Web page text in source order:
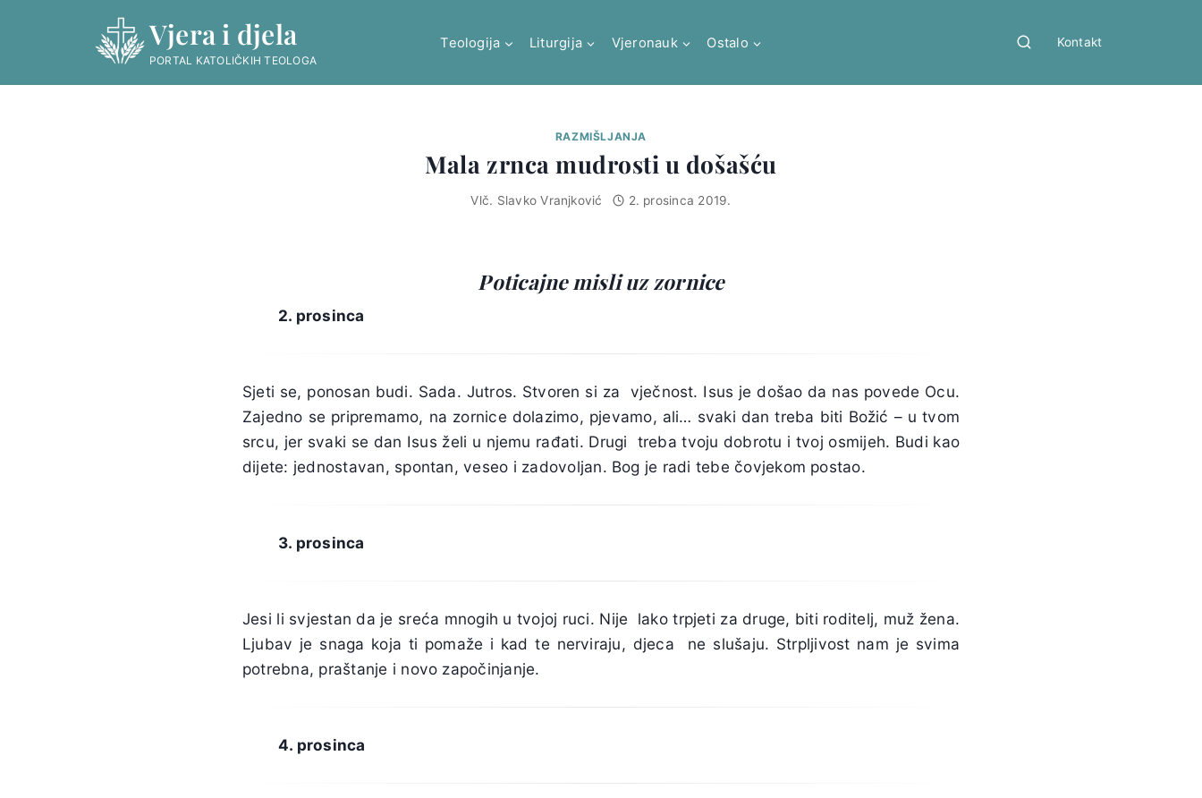
Vjera i djela
PORTAL KATOLIČKIH TEOLOGA
Teologija Liturgija Vjeronauk Ostalo Kontakt
RAZMIŠLJANJA
Mala zrnca mudrosti u došašću
Vlč. Slavko Vranjković 2. prosinca 2019.
Poticajne misli uz zornice
2. prosinca
Sjeti se, ponosan budi. Sada. Jutros. Stvoren si za vječnost. Isus je došao da nas povede Ocu.
Zajedno se pripremamo, na zornice dolazimo, pjevamo, ali… svaki dan treba biti Božić – u tvom
srcu, jer svaki se dan Isus želi u njemu rađati. Drugi treba tvoju dobrotu i tvoj osmijeh. Budi kao
dijete: jednostavan, spontan, veseo i zadovoljan. Bog je radi tebe čovjekom postao.
3. prosinca
Jesi li svjestan da je sreća mnogih u tvojoj ruci. Nije lako trpjeti za druge, biti roditelj, muž žena.
Ljubav je snaga koja ti pomaže i kad te nerviraju, djeca ne slušaju. Strpljivost nam je svima
potrebna, praštanje i novo započinjanje.
4. prosinca